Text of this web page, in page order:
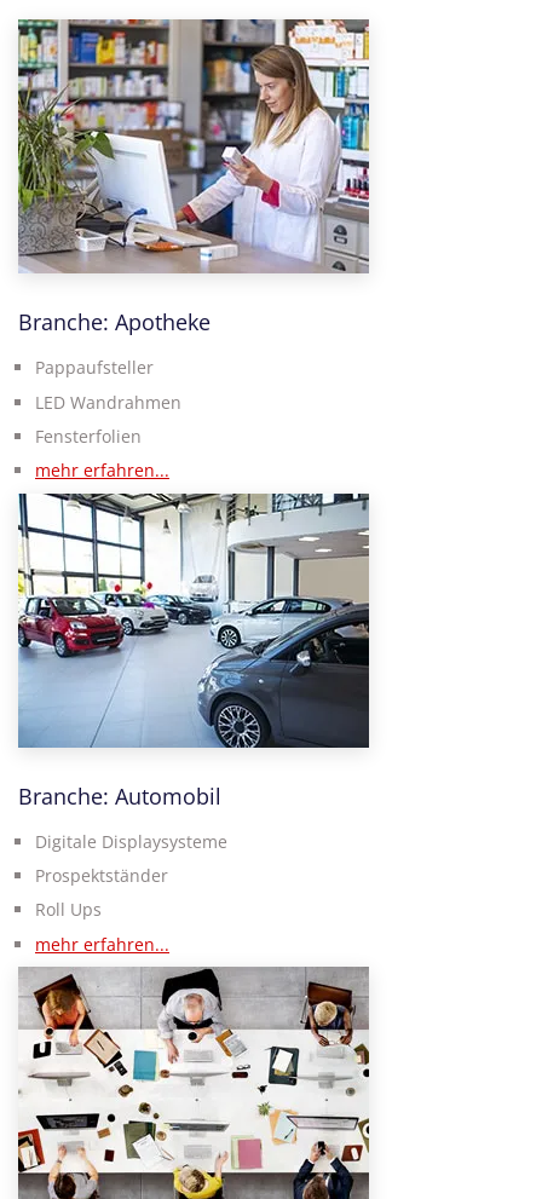
Branche: Apotheke
Pappaufsteller
LED Wandrahmen
Fensterfolien
mehr erfahren...
Branche: Automobil
Digitale Displaysysteme
Prospektständer
Roll Ups
mehr erfahren...